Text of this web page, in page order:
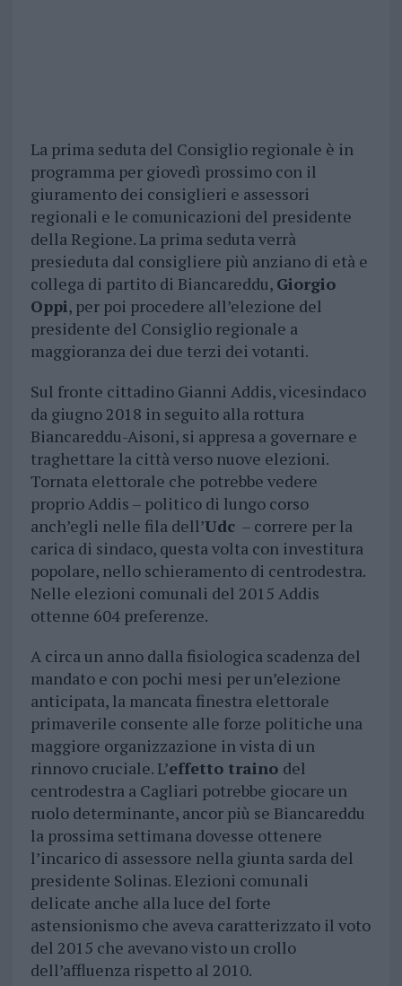
La prima seduta del Consiglio regionale è in
programma per giovedì prossimo con il
giuramento dei consiglieri e assessori
regionali e le comunicazioni del presidente
della Regione. La prima seduta verrà
presieduta dal consigliere più anziano di età e
collega di partito di Biancareddu, Giorgio
Oppi, per poi procedere all’elezione del
presidente del Consiglio regionale a
maggioranza dei due terzi dei votanti.
Sul fronte cittadino Gianni Addis, vicesindaco
da giugno 2018 in seguito alla rottura
Biancareddu-Aisoni, si appresa a governare e
traghettare la città verso nuove elezioni.
Tornata elettorale che potrebbe vedere
proprio Addis – politico di lungo corso
anch’egli nelle fila dell’Udc– correre per la
carica di sindaco, questa volta con investitura
popolare, nello schieramento di centrodestra.
Nelle elezioni comunali del 2015 Addis
ottenne 604 preferenze.
A circa un anno dalla fisiologica scadenza del
mandato e con pochi mesi per un’elezione
anticipata, la mancata finestra elettorale
primaverile consente alle forze politiche una
maggiore organizzazione in vista di un
rinnovo cruciale. L’effetto traino del
centrodestra a Cagliari potrebbe giocare un
ruolo determinante, ancor più se Biancareddu
la prossima settimana dovesse ottenere
l’incarico di assessore nella giunta sarda del
presidente Solinas. Elezioni comunali
delicate anche alla luce del forte
astensionismo che aveva caratterizzato il voto
del 2015 che avevano visto un crollo
dell’affluenza rispetto al 2010.